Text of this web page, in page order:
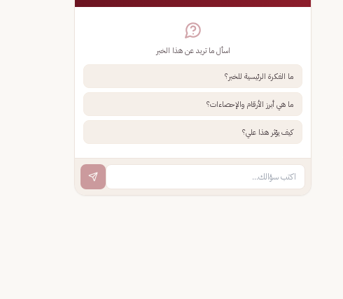
اسأل ما تريد عن هذا الخبر
ما الفكرة الرئيسية للخبر؟
ما هي أبرز الأرقام والإحصاءات؟
كيف يؤثر هذا علي؟